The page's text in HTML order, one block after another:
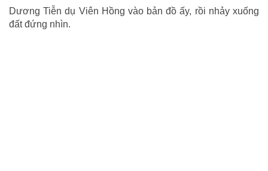
Dương Tiễn dụ Viên Hồng vào bản đồ ấy, rồi nhảy xuống
đất đứng nhìn.